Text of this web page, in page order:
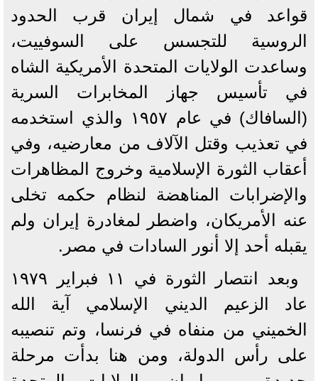
قواعد في شمال إيران قرب الحدود
الروسية للتجسس على السوفييت،
وساعدت الولايات المتحدة الأمريكية الشاه
في تأسيس جهاز المخابرات السرية
(السافاك) في عام ١٩٥٧ والذي استخدمه
في تعذيب وقتل الآلاف من معارضيه، وفي
أعقاب الثورة الإسلامية وخروج المظاهرات
والإضرابات المناهضة لنظام حكمه تخلى
عنه الأمريكان، واضطر لمغادرة إيران ولم
يقبله أحد إلا أنور السادات في مصر.
وبعد انتصار الثورة في ١١ فبراير ١٩٧٩
عاد الزعيم الديني الإسلامي آية الله
الخميني من منفاه في فرنسا، وتم تنصيبه
على رأس الدولة، ومن هنا بدأت مرحلة